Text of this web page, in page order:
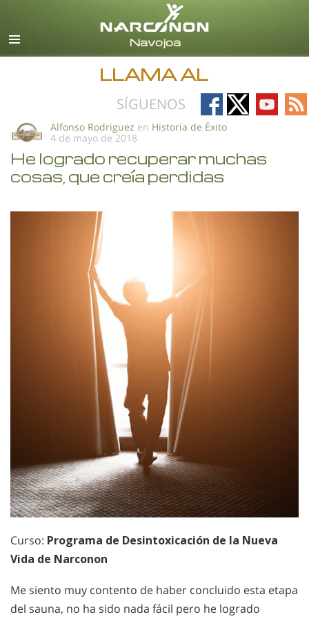
Español
Todas las Regiones/Idiomas
LLAMA AL
SÍGUENOS
Follow
on
Follow
on
Follow
on
on
Alfonso Rodriguez en Historia de Éxito
4 de mayo de 2018
He logrado recuperar muchas
cosas, que creía perdidas
Curso: Programa de Desintoxicación de la Nueva
Vida de Narconon
Me siento muy contento de haber concluido esta etapa
del sauna, no ha sido nada fácil pero he logrado